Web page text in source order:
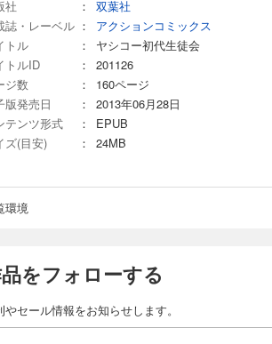
社
：
双葉社
誌・レーベル ：
アクションコミックス
トル
：
ヤシコー初代生徒会
トルID
：
201126
ジ数
：
160ページ
版発売日
：
2013年06月28日
テンツ形式
：
EPUB
ズ(目安)
： 24MB
環境
をフォローする
やセール情報をお知らせします。